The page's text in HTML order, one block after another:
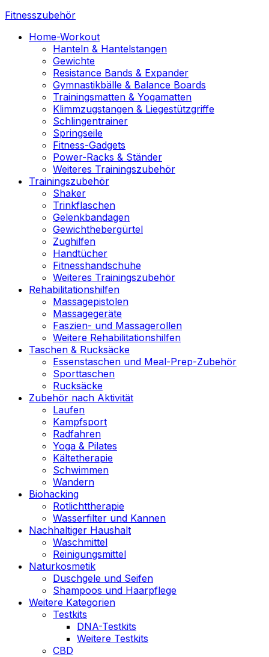
Fitnesszubehör
Home-Workout
Hanteln & Hantelstangen
Gewichte
Resistance Bands & Expander
Gymnastikbälle & Balance Boards
Trainingsmatten & Yogamatten
Klimmzugstangen & Liegestützgriffe
Schlingentrainer
Springseile
Fitness-Gadgets
Power-Racks & Ständer
Weiteres Trainingszubehör
Trainingszubehör
Shaker
Trinkflaschen
Gelenkbandagen
Gewichthebergürtel
Zughilfen
Handtücher
Fitnesshandschuhe
Weiteres Trainingszubehör
Rehabilitationshilfen
Massagepistolen
Massagegeräte
Faszien- und Massagerollen
Weitere Rehabilitationshilfen
Taschen & Rucksäcke
Essenstaschen und Meal-Prep-Zubehör
Sporttaschen
Rucksäcke
Zubehör nach Aktivität
Laufen
Kampfsport
Radfahren
Yoga & Pilates
Kältetherapie
Schwimmen
Wandern
Biohacking
Rotlichttherapie
Wasserfilter und Kannen
Nachhaltiger Haushalt
Waschmittel
Reinigungsmittel
Naturkosmetik
Duschgele und Seifen
Shampoos und Haarpflege
Weitere Kategorien
Testkits
DNA-Testkits
Weitere Testkits
CBD